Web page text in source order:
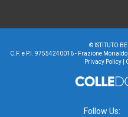
© ISTITUTO
C.F. e P.I. 97554240016 - Frazione
Privacy Policy
Follow Us: